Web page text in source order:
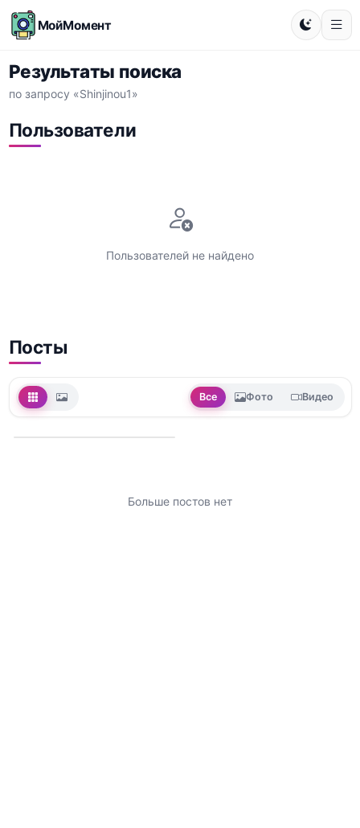
МойМомент
Результаты поиска
по запросу «Shinjinou1»
Пользователи
Пользователей не найдено
Посты
Все Фото Видео
Больше постов нет